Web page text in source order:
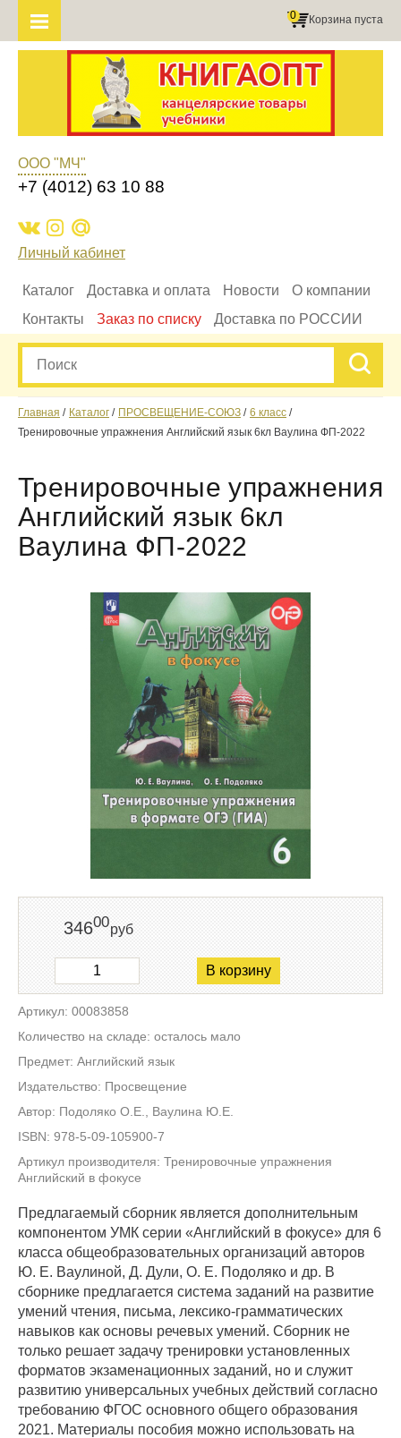
Корзина пуста
0
ООО "МЧ"
+7 (4012) 63 10 88
Личный кабинет
Каталог Доставка и оплата Новости
О компании
Контакты
Заказ по списку Доставка по РОССИИ
Главная Каталог ПРОСВЕЩЕНИЕ-СОЮЗ
6 класс
Тренировочные упражнения Английский язык 6кл Ваулина ФП-2022
Тренировочные упражнения
Английский язык 6кл
Ваулина ФП-2022
34600руб
В корзину
Артикул: 00083858
Количество на складе: осталось мало
Предмет: Английский язык
Издательство: Просвещение
Автор: Подоляко О.Е., Ваулина Ю.Е.
ISBN: 978-5-09-105900-7
Артикул производителя: Тренировочные упражнения
Английский в фокусе
Предлагаемый сборник является дополнительным
компонентом УМК серии «Английский в фокусе» для 6
класса общеобразовательных организаций авторов
Ю. Е. Ваулиной, Д. Дули, О. Е. Подоляко и др. В
сборнике предлагается система заданий на развитие
умений чтения, письма, лексико-грамматических
навыков как основы речевых умений. Сборник не
только решает задачу тренировки установленных
форматов экзаменационных заданий, но и служит
развитию универсальных учебных действий согласно
требованию ФГОС основного общего образования
2021. Материалы пособия можно использовать на